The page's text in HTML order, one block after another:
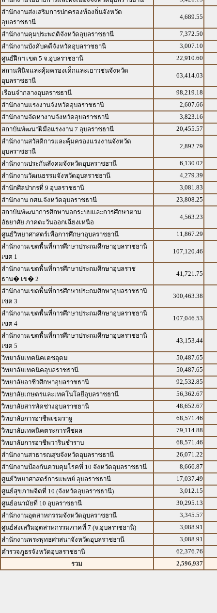
สำนักงานส่งเสริมการปกครองท้องถิ่นจังหวัด
อุบลราชธานี
4,689.55
สำนักงานคุมประพฤติจังหวัดอุบลราชธานี
7,372.50
สำนักงานบังคับคดีจังหวัดอุบลราชธานี
3,007.10
ศูนย์ฝึกฯ เขต 5 จ.อุบลราชธานี
22,910.60
สถานพินิจและคุ้มครองเด็กและเยาวชนจังหวัด
อุบลราชธานี
63,414.03
เรือนจำกลางอุบลราชธานี
98,219.18
สำนักงานแรงงานจังหวัดอุบลราชธานี
2,607.66
สำนักงานจัดหางานจังหวัดอุบลราชธานี
3,823.16
สถาบันพัฒนาฝีมือแรงงาน 7 อุบลราชธานี
20,455.57
สำนักงานสวัสดิการและคุ้มครองแรงงานจังหวัด
อุบลราชธานี
2,892.79
สำนักงานประกันสังคมจังหวัดอุบลราชธานี
6,130.02
สำนักงานวัฒนธรรมจังหวัดอุบลราชธานี
4,279.39
สำนักศิลปากรที่ 9 อุบลราชธานี
3,081.83
สำนักงาน กศน.จังหวัดอุบลราชธานี
23,808.25
สถาบันพัฒนาการศึกษานอกระบบและการศึกษาตาม
อัธยาศัย ภาคตะวันออกเฉียงเหนือ
4,563.23
ศูนย์วิทยาศาสตร์เพื่อการศึกษาอุบลราชธานี
11,867.29
สำนักงานเขตพื้นที่การศึกษาประถมศึกษาอุบลราชธานี
เขต 1
107,120.46
สำนักงานเขตพื้นที่การศึกษาประถมศึกษาอุบลราช
ธาน� เข� 2
41,721.75
สำนักงานเขตพื้นที่การศึกษาประถมศึกษาอุบลราชธานี
เขต 3
300,463.38
สำนักงานเขตพื้นที่การศึกษาประถมศึกษาอุบลราชธานี
เขต 4
107,046.53
สำนักงานเขตพื้นที่การศึกษาประถมศึกษาอุบลราชธานี
เขต 5
43,153.44
วิทยาลัยเทคนิคเดชอุดม
50,487.65
วิทยาลัยเทคนิคอุบลราชธานี
50,487.65
วิทยาลัยอาชีวศึกษาอุบลราชธานี
92,532.85
วิทยาลัยเกษตรและเทคโนโลยีอุบลราชธานี
56,362.67
วิทยาลัยสารพัดช่างอุบลราชธานี
48,652.67
วิทยาลัยการอาชีพเขมราฐ
68,571.46
วิทยาลัยเทคนิคตระการพืชผล
79,114.88
วิทยาลัยการอาชีพวารินชำราบ
68,571.46
สำนักงานสาธารณสุขจังหวัดอุบลราชธานี
26,071.22
สำนักงานป้องกันควบคุมโรคที่ 10 จังหวัดอุบลราชธานี
8,666.87
ศูนย์วิทยาศาสตร์การแพทย์ อุบลราชธานี
17,037.49
ศูนย์สุขภาพจิตที่ 10 (จังหวัดอุบลราชธานี)
3,012.15
ศูนย์อนามัยที่ 10 อุบลราชธานี
30,295.13
สำนักงานอุตสาหกรรมจังหวัดอุบลราชธานี
3,345.57
ศูนย์ส่งเสริมอุตสาหกรรมภาคที่ 7 (จ.อุบลราชธานี)
3,088.91
สำนักงานพระพุทธศาสนาจังหวัดอุบลราชธานี
3,088.91
ตำรวจภูธรจังหวัดอุบลราชธานี
62,376.76
รวม
2,596,937